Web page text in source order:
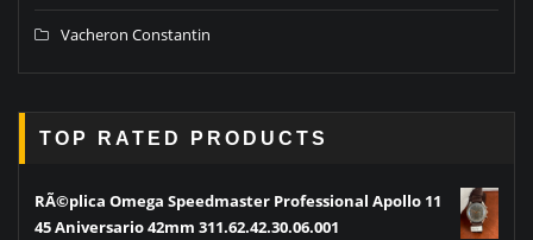
Vacheron Constantin
TOP RATED PRODUCTS
RÃ©plica Omega Speedmaster Professional Apollo 11
45 Aniversario 42mm 311.62.42.30.06.001